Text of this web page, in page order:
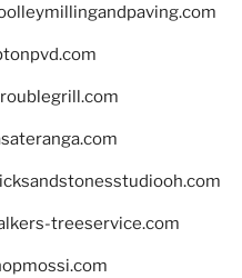
treeservice.com